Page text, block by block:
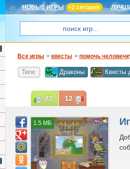
НОВЫЕ ИГРЫ +2 сегодня
Все игры > квесты > помочь
Теги: Драконы Квесты
1.5 МБ
82 12